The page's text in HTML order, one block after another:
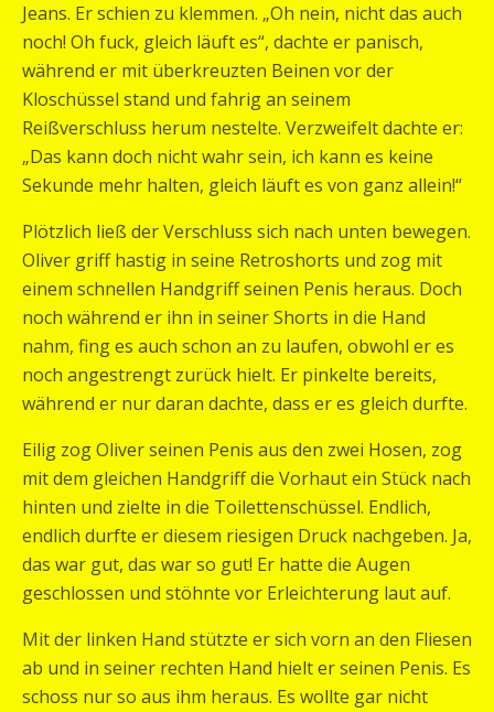
Jeans. Er schien zu klemmen. „Oh nein, nicht das auch
noch! Oh fuck, gleich läuft es“, dachte er panisch,
während er mit überkreuzten Beinen vor der
Kloschüssel stand und fahrig an seinem
Reißverschluss herum nestelte. Verzweifelt dachte er:
„Das kann doch nicht wahr sein, ich kann es keine
Sekunde mehr halten, gleich läuft es von ganz allein!“
Plötzlich ließ der Verschluss sich nach unten bewegen.
Oliver griff hastig in seine Retroshorts und zog mit
einem schnellen Handgriff seinen Penis heraus. Doch
noch während er ihn in seiner Shorts in die Hand
nahm, fing es auch schon an zu laufen, obwohl er es
noch angestrengt zurück hielt. Er pinkelte bereits,
während er nur daran dachte, dass er es gleich durfte.
Eilig zog Oliver seinen Penis aus den zwei Hosen, zog
mit dem gleichen Handgriff die Vorhaut ein Stück nach
hinten und zielte in die Toilettenschüssel. Endlich,
endlich durfte er diesem riesigen Druck nachgeben. Ja,
das war gut, das war so gut! Er hatte die Augen
geschlossen und stöhnte vor Erleichterung laut auf.
Mit der linken Hand stützte er sich vorn an den Fliesen
ab und in seiner rechten Hand hielt er seinen Penis. Es
schoss nur so aus ihm heraus. Es wollte gar nicht